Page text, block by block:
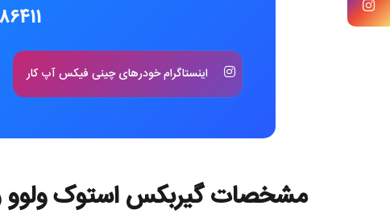
اینستاگرام خودرهای چینی فیکس آپ کار
مشخصات گیربکس استوک ولوو